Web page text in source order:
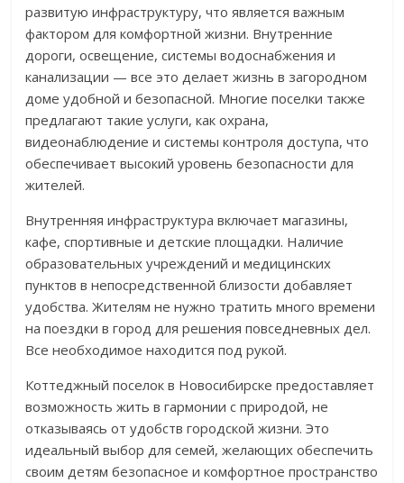
развитую инфраструктуру, что является важным
фактором для комфортной жизни. Внутренние
дороги, освещение, системы водоснабжения и
канализации — все это делает жизнь в загородном
доме удобной и безопасной. Многие поселки также
предлагают такие услуги, как охрана,
видеонаблюдение и системы контроля доступа, что
обеспечивает высокий уровень безопасности для
жителей.
Внутренняя инфраструктура включает магазины,
кафе, спортивные и детские площадки. Наличие
образовательных учреждений и медицинских
пунктов в непосредственной близости добавляет
удобства. Жителям не нужно тратить много времени
на поездки в город для решения повседневных дел.
Все необходимое находится под рукой.
Коттеджный поселок в Новосибирске предоставляет
возможность жить в гармонии с природой, не
отказываясь от удобств городской жизни. Это
идеальный выбор для семей, желающих обеспечить
своим детям безопасное и комфортное пространство